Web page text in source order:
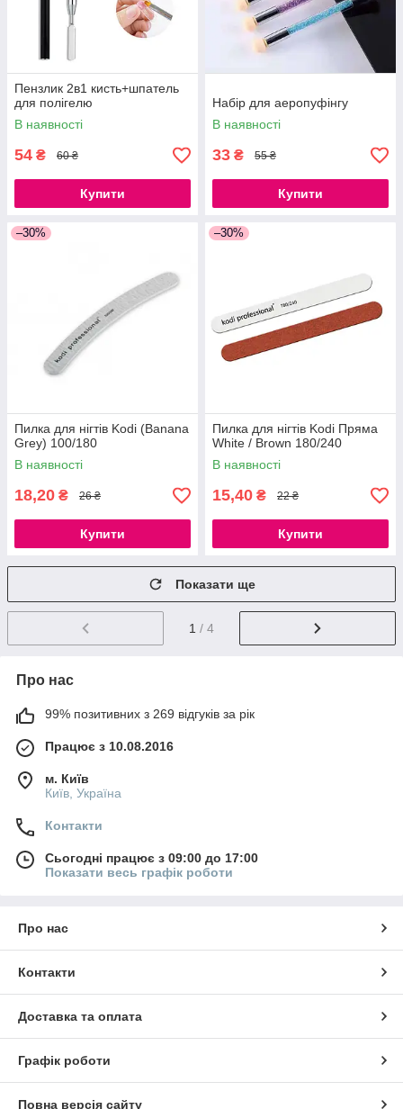
Пензлик 2в1 кисть+шпатель
для полігелю
В наявності
54 ₴ 60 ₴
Купити
Набір для аеропуфінгу
В наявності
33 ₴ 55 ₴
Купити
–30%
Пилка для нігтів Kodi (Banana
Grey) 100/180
В наявності
18,20 ₴ 26 ₴
Купити
–30%
Пилка для нігтів Kodi Пряма
White / Brown 180/240
В наявності
15,40 ₴ 22 ₴
Купити
Показати ще
1 / 4
Про нас
99% позитивних з 269 відгуків за рік
Працює з 10.08.2016
м. Київ
Київ, Україна
Контакти
Сьогодні працює з 09:00 до 17:00
Показати весь графік роботи
Про нас
Контакти
Доставка та оплата
Графік роботи
Повна версія сайту